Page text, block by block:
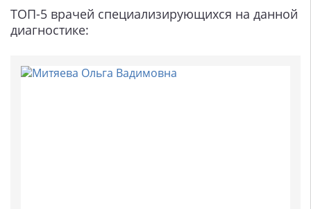
ТОП-5 врачей специализирующихся на данной
диагностике: